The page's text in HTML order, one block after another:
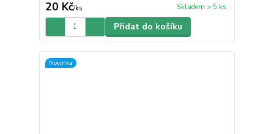
20 Kč/ks Skladem > 5 ks
Přidat do košíku
Novinka